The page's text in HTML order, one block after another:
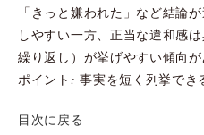
「きっと嫌われた」など結論
しやすい一方、正当な違和感
繰り返し）が挙げやすい傾向が
ポイント: 事実を短く列挙でき
目次に戻る